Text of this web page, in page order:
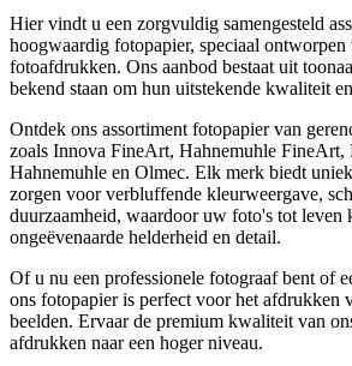
Hier vindt u een zorgvuldig samengesteld
hoogwaardig fotopapier, speciaal
fotoafdrukken. Ons aanbod bestaat uit
bekend staan om hun uitstekende kwaliteit
Ontdek ons assortiment fotopapier van
zoals Innova FineArt, Hahnemuhle FineArt,
Hahnemuhle en Olmec. Elk merk biedt
zorgen voor verbluffende kleurweergave,
duurzaamheid, waardoor uw foto's tot leven
ongeëvenaarde helderheid en detail.
Of u nu een professionele fotograaf bent of
ons fotopapier is perfect voor het afdrukken
beelden. Ervaar de premium kwaliteit van
afdrukken naar een hoger niveau.